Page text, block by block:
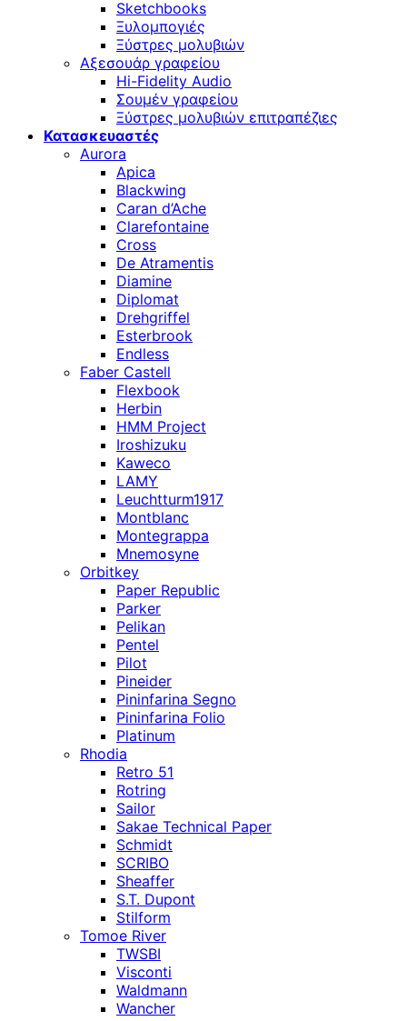
Sketchbooks
Ξυλομπογιές
Ξύστρες μολυβιών
Αξεσουάρ γραφείου
Hi-Fidelity Audio
Σουμέν γραφείου
Ξύστρες μολυβιών επιτραπέζιες
Κατασκευαστές
Aurora
Apica
Blackwing
Caran d’Ache
Clarefontaine
Cross
De Atramentis
Diamine
Diplomat
Drehgriffel
Esterbrook
Endless
Faber Castell
Flexbook
Herbin
HMM Project
Iroshizuku
Kaweco
LAMY
Leuchtturm1917
Montblanc
Montegrappa
Mnemosyne
Orbitkey
Paper Republic
Parker
Pelikan
Pentel
Pilot
Pineider
Pininfarina Segno
Pininfarina Folio
Platinum
Rhodia
Retro 51
Rotring
Sailor
Sakae Technical Paper
Schmidt
SCRIBO
Sheaffer
S.T. Dupont
Stilform
Tomoe River
TWSBI
Visconti
Waldmann
Wancher